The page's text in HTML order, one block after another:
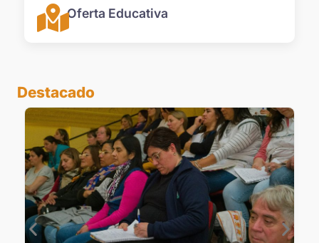
Oferta Educativa
Destacado